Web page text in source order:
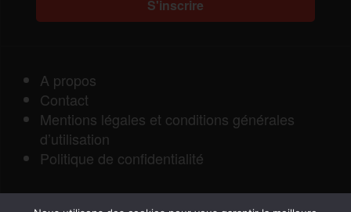
A propos
Contact
Mentions légales et conditions générales
d’utilisation
Politique de confidentialité